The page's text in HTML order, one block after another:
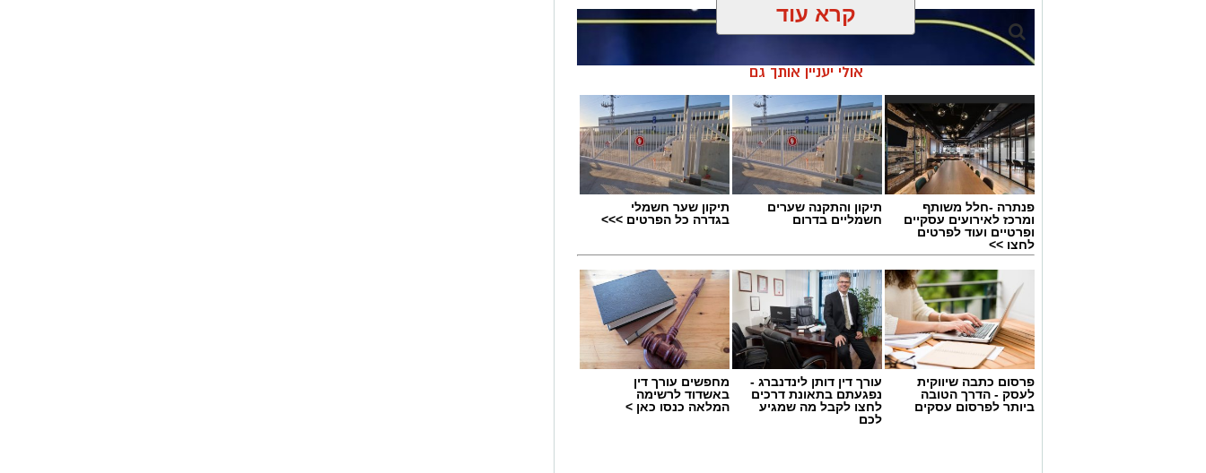
גיוס
במסגרת התפקיד יידרש המועמד להוביל את תחום החינוך וההדרכה במוזיאון, לנהל
ולהוביל צוות מקצועי, לפתח תוכניות חינוכיות, ליצור אירועי תוכן ופרויקטים ייחודיים
ולעבוד מול קהלים מגוונים, תוך חיבור בין עולם התרבות, החינוך והקהילה.
קרא עוד
אולי יעניין אותך גם
פנתרה -חלל משותף
ומרכז לאירועים עסקיים
ופרטיים ועוד לפרטים
לחצו >>
תיקון והתקנה שערים
חשמליים בדרום
תיקון שער חשמלי
בגדרה כל הפרטים >>>
פרסום כתבה שיווקית
לעסק - הדרך הטובה
ביותר לפרסום עסקים
עורך דין דותן לינדנברג -
נפגעתם בתאונת דרכים
לחצו לקבל מה שמגיע
לכם
מחפשים עורך דין
באשדוד לרשימה
המלאה כנסו כאן >